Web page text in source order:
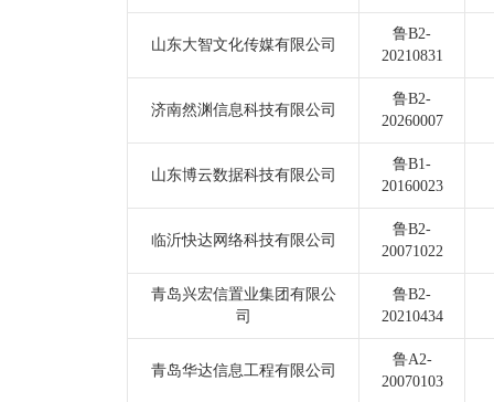
山东大智文化传媒有限公司
鲁B2-
20210831
济南然渊信息科技有限公司
鲁B2-
20260007
山东博云数据科技有限公司
鲁B1-
20160023
临沂快达网络科技有限公司
鲁B2-
20071022
青岛兴宏信置业集团有限公
司
鲁B2-
20210434
青岛华达信息工程有限公司
鲁A2-
20070103